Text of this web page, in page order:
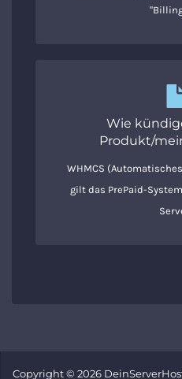
Wie
Produkt/
WHMCS
gilt das PrePaid-
Copyright © 2026